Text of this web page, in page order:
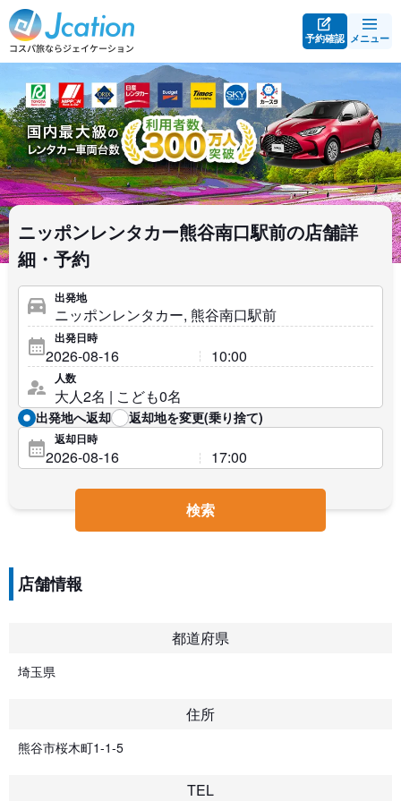
予約確認 メニュー
ニッポンレンタカー熊谷南口駅前の店舗詳
細・予約
出発地
出発日時
人数
出発地へ返却 返却地を変更(乗り捨て)
返却日時
検索
店舗情報
都道府県
埼玉県
住所
熊谷市桜木町1-1-5
TEL